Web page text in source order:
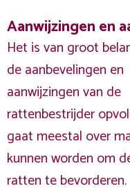
Aanwijzingen en
Het is van groot
de aanbevelingen en
aanwijzingen van de
rattenbestrijder
gaat meestal over
kunnen worden om
ratten te bevorderen.